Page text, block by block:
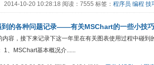
10-20 10:28:18 阅读：7555 标签： 程序员 编程 技
到的各种问题记录——有关MSChart的一些小技巧
内容，接下来记录下这一年里在有关图表使用过程中碰到
1、MSChart基本概况介......